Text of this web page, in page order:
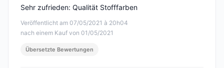
Veröffentlicht am 07/05/2021 à 20h04
nach einem Kauf von 01/05/2021
Sehr zufrieden: Qualität Stofffarben
Übersetzte Bewertungen